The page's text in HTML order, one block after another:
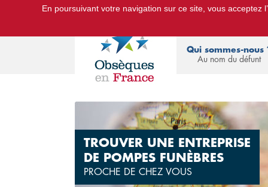
Le Portail d'Informations Obsèques :devis
Qui sommes-nous
Au nom du défunt
TROUVER UNE ENTREPRISE
DE POMPES FUNÈBRES
PROCHE DE CHEZ VOUS
En poursuivant votre navigation sur ce site, vous